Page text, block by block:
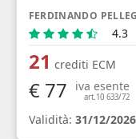
4.3
21 crediti ECM
€ 77 iva esente
art.10 633/72
Validità: 31/12/2026